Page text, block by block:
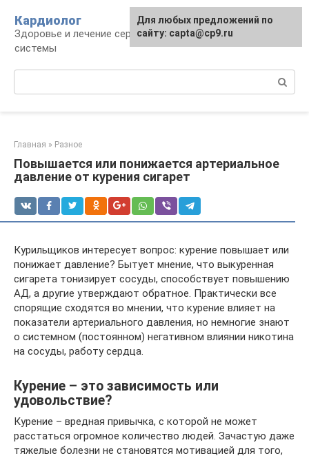
контенту
Кардиолог
Здоровье и лечение сердечно-сосудистой
системы
Главная » Разное
Повышается или понижается артериальное
давление от курения сигарет
Курильщиков интересует вопрос: курение повышает или
понижает давление? Бытует мнение, что выкуренная
сигарета тонизирует сосуды, способствует повышению
АД, а другие утверждают обратное. Практически все
спорящие сходятся во мнении, что курение влияет на
показатели артериального давления, но немногие знают
о системном (постоянном) негативном влиянии никотина
на сосуды, работу сердца.
Курение – это зависимость или
удовольствие?
Курение – вредная привычка, с которой не может
расстаться огромное количество людей. Зачастую даже
тяжелые болезни не становятся мотивацией для того,
Для любых предложений по
сайту: capta@cp9.ru